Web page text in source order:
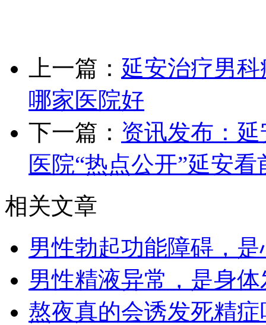
上一篇： 延安治疗男
哪家医院好
下一篇： 资讯发布：
医院“热点公开”延安
相关文章
男性勃起功能障碍，
男性精液异常，是身
熬夜真的会诱发死精症